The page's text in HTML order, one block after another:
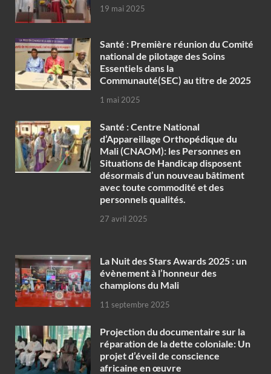
19 mai 2025
Santé : Première réunion du Comité
national de pilotage des Soins
Essentiels dans la
Communauté(SEC) au titre de 2025
1 mai 2025
Santé : Centre National
d’Appareillage Orthopédique du
Mali (CNAOM): les Personnes en
Situations de Handicap disposent
désormais d’un nouveau bâtiment
avec toute commodité et des
personnels qualités.
27 avril 2025
‎La Nuit des Stars Awards 2025 : un
évènement à l’honneur des
champions du Mali
11 septembre 2025
Projection du documentaire sur la
réparation de la dette coloniale: Un
projet d’éveil de conscience
africaine en œuvre‎